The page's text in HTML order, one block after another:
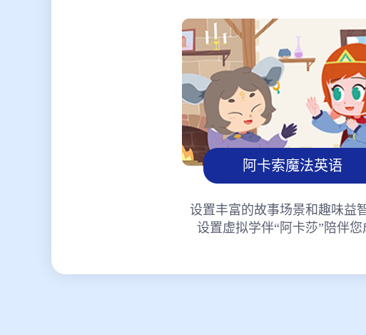
阿卡索魔法英语
设置丰富的故事场景和趣味益
设置虚拟学伴“阿卡莎”陪伴您